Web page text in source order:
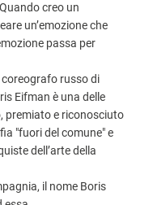
creo un
un’emozione che
passa per
coreografo russo di
Eifman è una delle
premiato e riconosciuto
"fuori del comune" e
dell’arte della
il nome Boris